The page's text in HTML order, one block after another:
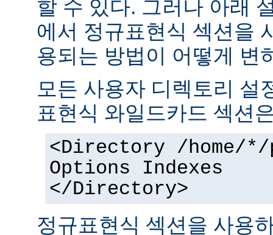
할 수 있다. 그러나 아래
에서 정규표현식 섹션을
용되는 방법이 어떻게 변
모든 사용자 디렉토리 설
표현식 와일드카드 섹션
<Directory /home/
Options Indexes
</Directory>
정규표현식 섹션을 사용